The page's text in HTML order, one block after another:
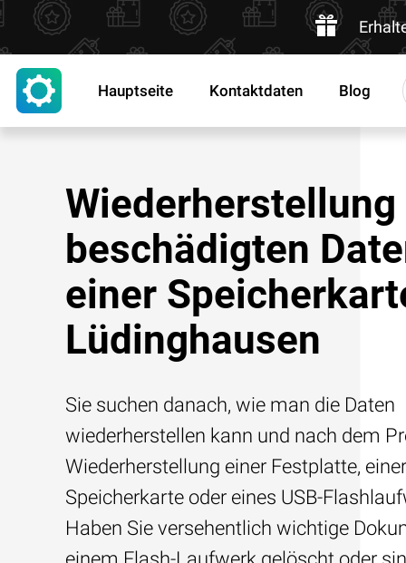
Hauptseite Kontaktdaten Blog
Wiederherstellung
beschädigten
einer
Lüdinghausen
Sie suchen danach, wie man die Daten
wiederherstellen kann und nach dem
Wiederherstellung einer Festplatte, einer
Speicherkarte oder eines USB-
Haben Sie versehentlich wichtige